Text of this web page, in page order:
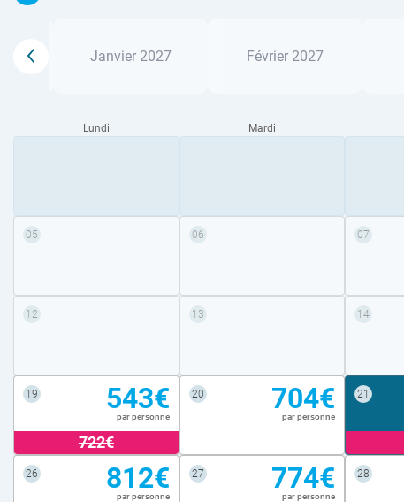
Janvier 2027 Février 2027
Lundi Mardi
05 06 07
12 13 14
19 543€
par personne
722€
20 704€
par personne
21
26 812€
par personne
27 774€
par personne
28